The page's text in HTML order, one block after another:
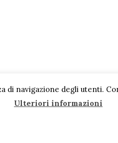
navigazione degli utenti.
Ulteriori informazioni